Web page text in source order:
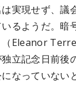
実現せず、議
いるようだ。暗
（Eleanor
独立記念日前後
なっていない